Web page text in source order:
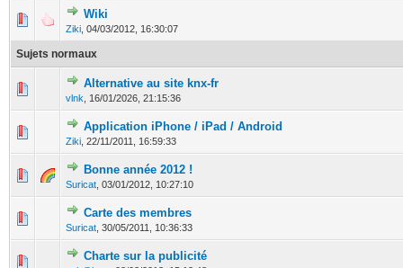
Wiki
Ziki 04/03/2012, 16:30:07
0 Votes - 0 sur 5 en moyenne
Sujets normaux
Alternative au site knx-fr
vlnk 16/01/2026, 21:15:36
0 Votes - 0 sur 5 en moyenne
12345
Application iPhone / iPad / Android
Ziki 22/11/2011, 16:59:33
0 Votes - 0 sur 5 en moyenne
1 2 345
Bonne année 2012 !
Suricat 03/01/2012, 10:27:10
0 Votes - 0 sur 5 en moyenne
1
Carte des membres
Suricat 30/05/2011, 10:36:33
0 Votes - 0 sur 5 en moyenne
1
Charte sur la publicité
0 Votes - 0 sur 5 en moyenne
123